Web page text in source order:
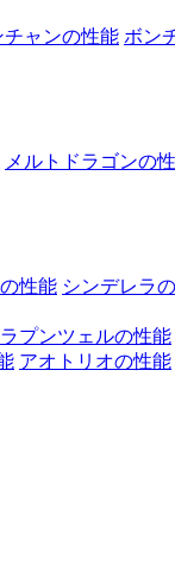
チャンの性能 ボン
メルトドラゴンの
性能 シンデレラ
ラプンツェルの性能
アオトリオの性能